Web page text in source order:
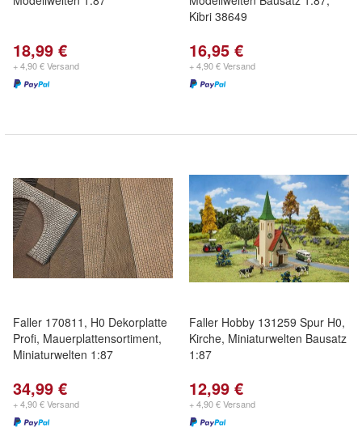
18,99 €
+ 4,90 € Versand
Kibri 38649
16,95 €
+ 4,90 € Versand
Faller 170811, H0 Dekorplatte
Profi, Mauerplattensortiment,
Miniaturwelten 1:87
34,99 €
+ 4,90 € Versand
Faller Hobby 131259 Spur H0,
Kirche, Miniaturwelten Bausatz
1:87
12,99 €
+ 4,90 € Versand